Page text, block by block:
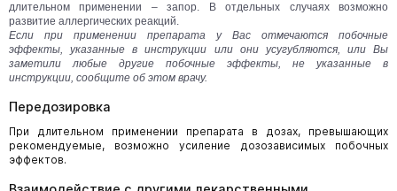
длительном применении – запор. В отдельных случаях возможно
развитие аллергических реакций.
Если при применении препарата у Вас отмечаются побочные
эффекты, указанные в инструкции или они усугубляются, или Вы
заметили любые другие побочные эффекты, не указанные в
инструкции, сообщите об этом врачу.
Передозировка
При длительном применении препарата в дозах, превышающих
рекомендуемые, возможно усиление дозозависимых побочных
эффектов.